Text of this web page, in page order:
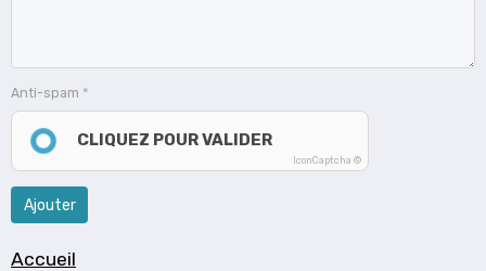
Anti-spam
CLIQUEZ POUR VALIDER
IconCaptcha ©
Ajouter
Accueil